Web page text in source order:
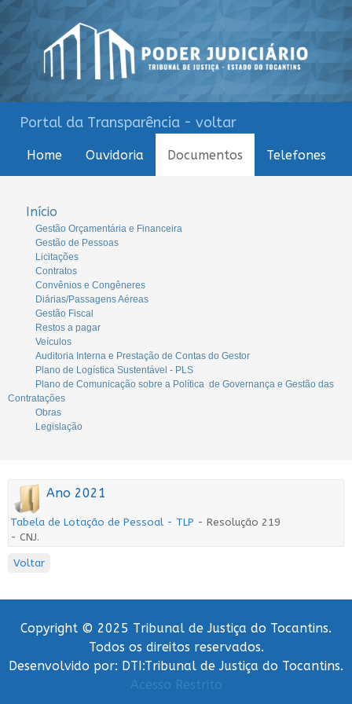
Portal da Transparência - voltar
Home Ouvidoria Documentos Telefones
Início
Gestão Orçamentária e Financeira
Gestão de Pessoas
Licitações
Contratos
Convênios e Congêneres
Diárias/Passagens Aéreas
Gestão Fiscal
Restos a pagar
Veículos
Auditoria Interna e Prestação de Contas do Gestor
Plano de Logística Sustentável - PLS
Plano de Comunicação sobre a Política de Governança e Gestão das
Contratações
Obras
Legislação
Ano 2021
Tabela de Lotação de Pessoal - TLP - Resolução 219
- CNJ.
Voltar
Copyright © 2025 Tribunal de Justiça do Tocantins.
Todos os direitos reservados.
Desenvolvido por: DTI:Tribunal de Justiça do Tocantins.